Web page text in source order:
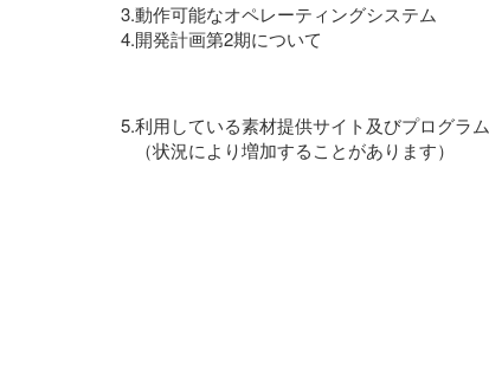
3.動作可能なオペレーティングシステム
4.開発計画第2期について
5.利用している素材提供サイト及びプログラム
（状況により増加することがあります）